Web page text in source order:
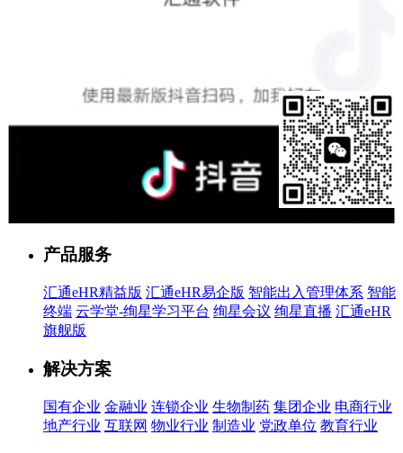
产品服务
汇通eHR精益版 汇通eHR易企版 智能出入管理体系 智能
终端 云学堂-绚星学习平台 绚星会议 绚星直播 汇通eHR
旗舰版
解决方案
国有企业 金融业 连锁企业 生物制药 集团企业 电商行业
地产行业 互联网 物业行业 制造业 党政单位 教育行业